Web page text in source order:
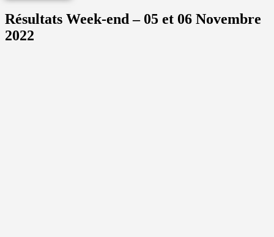
Résultats Week-end – 05 et 06 Novembre
2022